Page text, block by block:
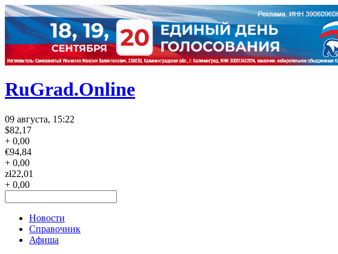
RuGrad.Online
09 августа, 15:22
$82,17
+ 0,00
€94,84
+ 0,00
zł22,01
+ 0,00
Новости
Справочник
Афиша